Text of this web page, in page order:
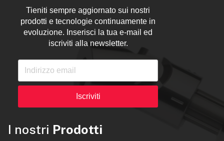
Tieniti sempre aggiornato sui nostri
prodotti e tecnologie continuamente in
evoluzione. Inserisci la tua e-mail ed
iscriviti alla newsletter.
Iscriviti
I nostri Prodotti